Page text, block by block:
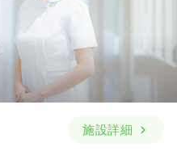
詳細を見る
一時募集休止
施設詳細